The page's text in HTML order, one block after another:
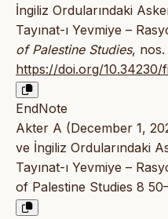
İngiliz Ordularındaki
Tayınat-ı Yevmiye –
of Palestine Studies,
https://doi.org/10.34230/
EndNote
Akter A (December 1,
ve İngiliz Ordularındaki
Tayınat-ı Yevmiye –
of Palestine Studies 8